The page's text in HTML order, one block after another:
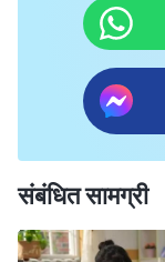
संबंधित सामग्री